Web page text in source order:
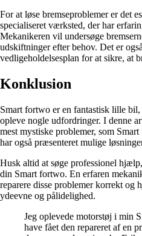
For at løse bremseproblemer er det
specialiseret værksted, der har
Mekanikeren vil undersøge
udskiftninger efter behov. Det er
vedligeholdelsesplan for at sikre, at
Konklusion
Smart fortwo er en fantastisk lille
opleve nogle udfordringer. I denne
mest mystiske problemer, som
har også præsenteret mulige
Husk altid at søge professionel
din Smart fortwo. En erfaren
reparere disse problemer korrekt og
ydeevne og pålidelighed.
Jeg oplevede motorstøj i min
have fået den repareret af en